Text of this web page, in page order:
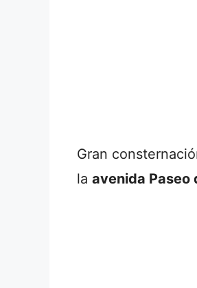
Gran
la avenida Paseo